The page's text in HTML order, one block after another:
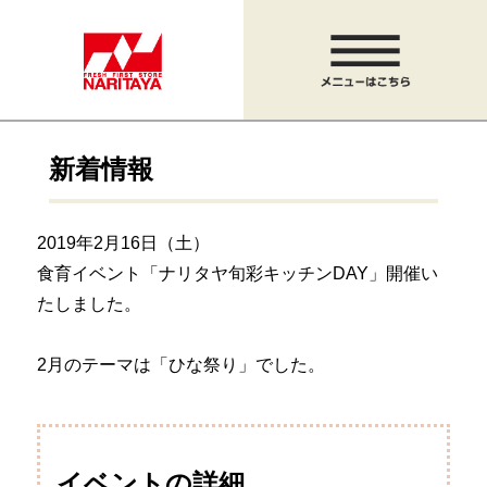
新着情報
2019年2月16日（土）
食育イベント「ナリタヤ旬彩キッチンDAY」開催い
たしました。
2月のテーマは「ひな祭り」でした。